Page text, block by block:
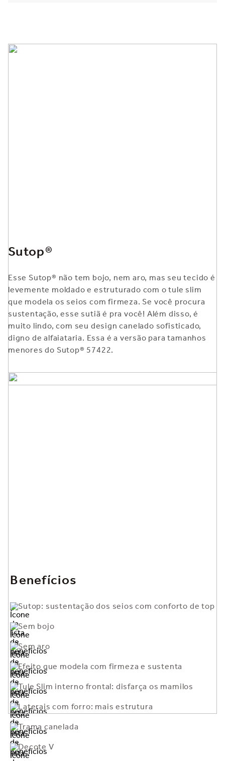
Sutop®
Esse Sutop® não tem bojo, nem aro, mas seu tecido é
levemente moldado e estruturado com o tule slim
que modela os seios com firmeza. Se você procura
sustentação, esse sutiã é pra você! Além disso, é
muito lindo, com seu design canelado sofisticado,
digno de alfaiataria. Essa é a versão para tamanhos
menores do Sutop® 57422.
Benefícios
Sutop: sustentação dos seios com conforto de top
Sem bojo
Sem aro
Efeito que modela com firmeza e sustenta
Tule Slim interno frontal: disfarça os mamilos
Laterais com forro: mais estrutura
Trama canelada
Decote V